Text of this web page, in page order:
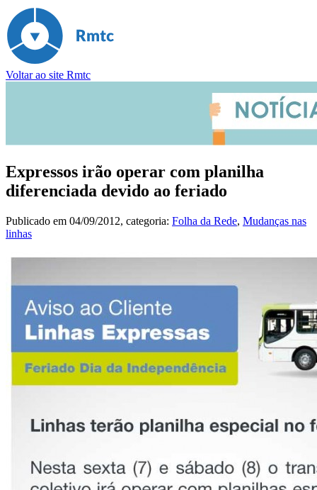
Voltar ao site Rmtc
Expressos irão operar com planilha
diferenciada devido ao feriado
Publicado em 04/09/2012, categoria: Folha da Rede, Mudanças nas
linhas